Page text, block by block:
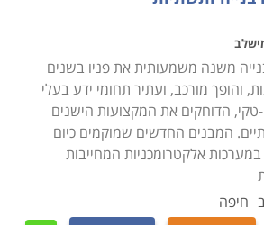
משנה משמעותית את פניו בשנים
והופך מורכב, ועתיר תחומי ידע בעלי
טקי, הדוחקים את המקצועות הישנים
המבנים החדשים שמוקמים כיום
אלקטרומכניות המחייבות
חיפה